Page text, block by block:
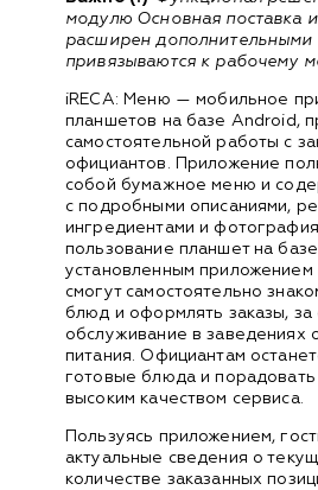
модулю Основная поставка
расширен
привязываются к рабочему
iRECA: Меню — мобильное
планшетов на базе Android,
самостоятельной работы с
официантов. Приложение
собой бумажное меню и
с подробными описаниями,
ингредиентами и
пользование планшет на
установленным приложением
смогут самостоятельно
блюд и оформлять заказы, за
обслуживание в заведениях
питания. Официантам
готовые блюда и порадовать
высоким качеством сервиса.
Пользуясь приложением,
актуальные сведения о
количестве заказанных